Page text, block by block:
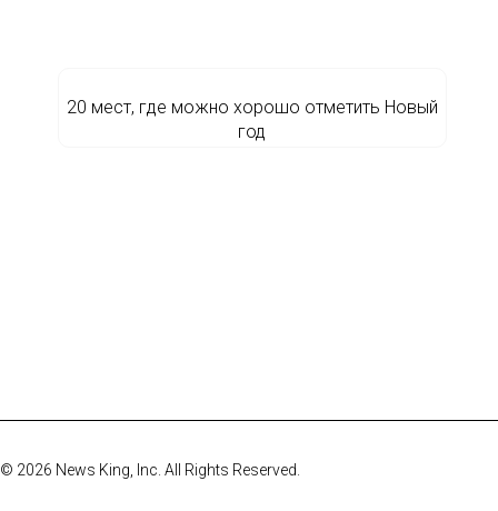
20 мест, где можно хорошо отметить Новый
год
© 2026 News King, Inc. All Rights Reserved.